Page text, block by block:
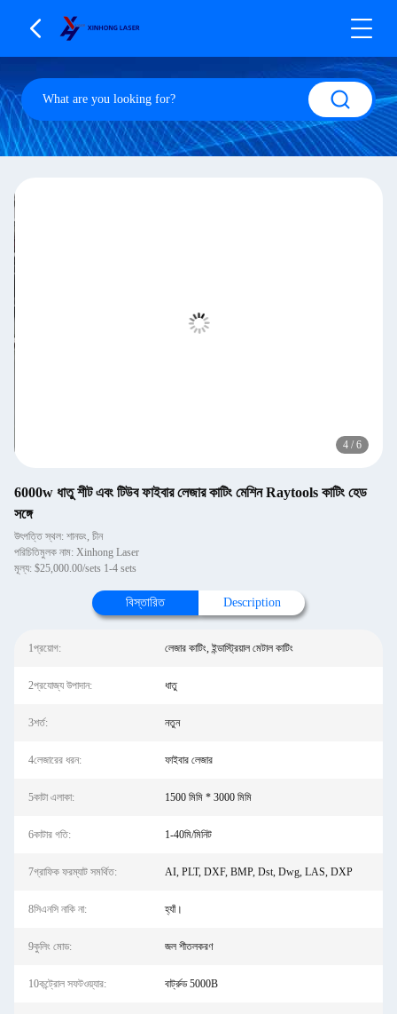
4 / 6
6000w ধাতু শীট এবং টিউব ফাইবার লেজার কাটিং মেশিন Raytools কাটিং হেড
সঙ্গে
উৎপত্তি স্থল: শানডং, চীন
পরিচিতিমুলক নাম: Xinhong Laser
মূল্য: $25,000.00/sets 1-4 sets
বিস্তারিত Description
1প্রয়োগ: লেজার কাটিং, ইন্ডাস্ট্রিয়াল মেটাল কাটিং
2প্রযোজ্য উপাদান: ধাতু
3শর্ত: নতুন
4লেজারের ধরন: ফাইবার লেজার
5কাটা এলাকা: 1500 মিমি * 3000 মিমি
6কাটার গতি: 1-40মি/মিনিট
7গ্রাফিক ফরম্যাট সমর্থিত: AI, PLT, DXF, BMP, Dst, Dwg, LAS, DXP
8সিএনসি নাকি না: হ্যাঁ।
9কুলিং মোড: জল শীতলকরণ
10কন্ট্রোল সফটওয়্যার: বার্ট্রুড 5000B